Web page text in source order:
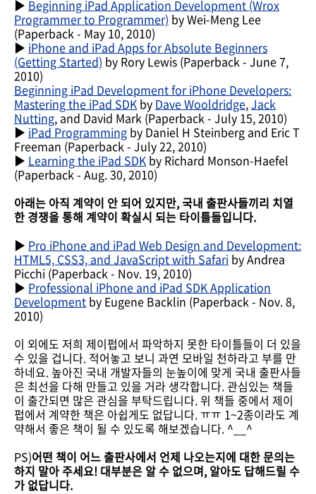
▶ Beginning iPad Application Development (Wrox
Programmer to Programmer) by Wei-Meng Lee
(Paperback- May 10, 2010)
▶ iPhone and iPad Apps for Absolute Beginners
(Getting Started) by Rory Lewis (Paperback- June 7,
2010)
Beginning iPad Development for iPhone Developers:
Mastering the iPad SDK by Dave Wooldridge,Jack
Nutting, and David Mark (Paperback- July 15, 2010)
▶ iPad Programming by Daniel H Steinberg and Eric T
Freeman (Paperback- July 22, 2010)
▶ Learning the iPad SDK by Richard Monson-Haefel
(Paperback- Aug. 30, 2010)
아래는 아직 계약이 안 되어 있지만, 국내 출판사들끼리 치열
한 경쟁을 통해 계약이 확실시 되는 타이틀들입니다.
▶ Pro iPhone and iPad Web Design and Development:
HTML5, CSS3, and JavaScript with Safari by Andrea
Picchi (Paperback- Nov. 19, 2010)
▶ Professional iPhone and iPad SDK Application
Development by Eugene Backlin (Paperback- Nov. 8,
2010)
이 외에도 저희 제이펍에서 파악하지 못한 타이틀들이 더 있을
수 있을 겁니다. 적어놓고 보니 과연 모바일 천하라고 부를 만
하네요. 높아진 국내 개발자들의 눈높이에 맞게 국내 출판사들
은 최선을 다해 만들고 있을 거라 생각합니다. 관심있는 책들
이 출간되면 많은 관심을 부탁드립니다. 위 책들 중에서 제이
펍에서 계약한 책은 아쉽게도 없답니다. ㅠㅠ 1~2종이라도 계
약해서 좋은 책이 될 수 있도록 해보겠습니다. ^__^
PS)어떤 책이 어느 출판사에서 언제 나오는지에 대한 문의는
하지 말아 주세요! 대부분은 알 수 없으며, 알아도 답해드릴 수
가 없답니다.